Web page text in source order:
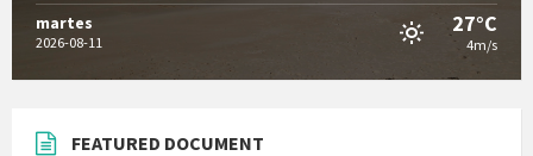
martes
2026-08-11
27°C
4m/s
FEATURED DOCUMENT